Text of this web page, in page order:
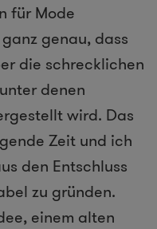
für Mode
genau, dass
die schrecklichen
denen
wird. Das
Zeit und ich
den Entschluss
zu gründen.
einem alten